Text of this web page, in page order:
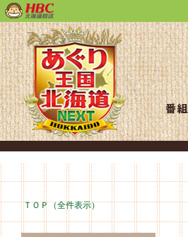
ＴＯＰ（全件表示）